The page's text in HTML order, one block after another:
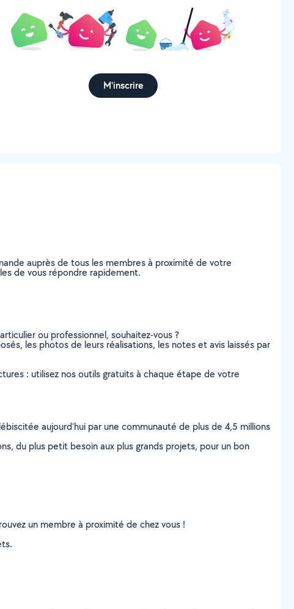
M'inscrire
auprès de tous les membres à proximité de votre
de vous répondre rapidement.
ou professionnel, souhaitez-vous ?
les photos de leurs réalisations, les notes et avis laissés par
: utilisez nos outils gratuits à chaque étape de votre
aujourd’hui par une communauté de plus de 4,5 millions
du plus petit besoin aux plus grands projets, pour un bon
un membre à proximité de chez vous !